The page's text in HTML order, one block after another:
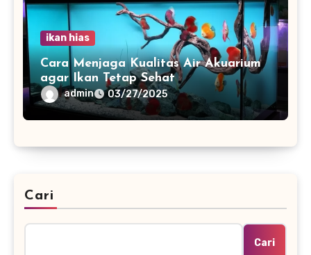
ikan hias
Cara Menjaga Kualitas Air Akuarium
agar Ikan Tetap Sehat
admin 03/27/2025
Cari
Cari